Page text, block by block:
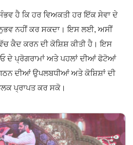
ਹੈ ਕਿ ਹਰ ਵਿਅਕਤੀ ਹਰ ਇੱਕ ਸੇਵਾ ਦੇ
ਨਹੀਂ ਕਰ ਸਕਦਾ। ਇਸ ਲਈ, ਅਸੀਂ
ਕੈਦ ਕਰਨ ਦੀ ਕੋਸ਼ਿਸ਼ ਕੀਤੀ ਹੈ। ਇਸ
ਦੇ ਪ੍ਰੋਗਰਾਮਾਂ ਅਤੇ ਪਹਲਾਂ ਦੀਆਂ ਫੋਟੋਆਂ
ਦੀਆਂ ਉਪਲਬਧੀਆਂ ਅਤੇ ਕੋਸ਼ਿਸ਼ਾਂ ਦੀ
ਪ੍ਰਾਪਤ ਕਰ ਸਕੋ।